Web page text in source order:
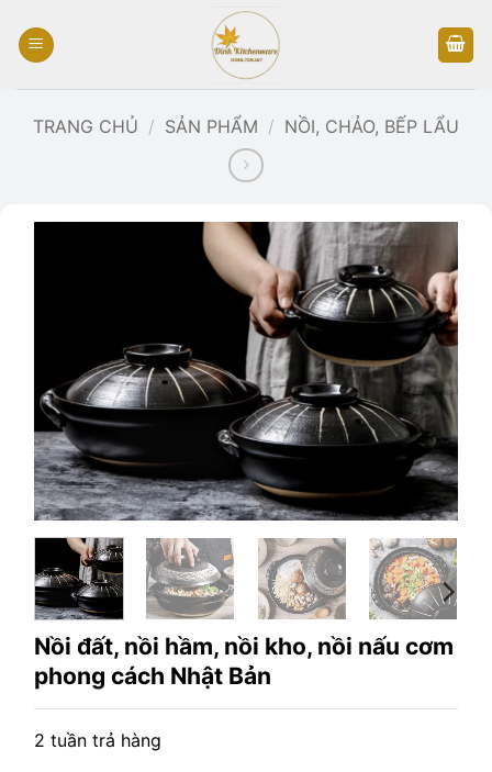
qua
dung
TRANG CHỦ / SẢN PHẨM / NỒI, CHẢO, BẾP LẨU
Nồi đất, nồi hầm, nồi kho, nồi nấu cơm
phong cách Nhật Bản
2 tuần trả hàng